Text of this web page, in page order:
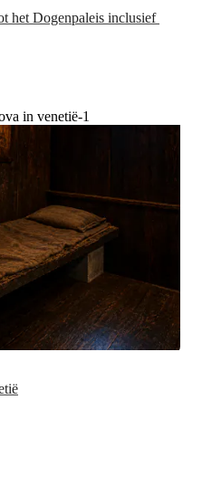
het Dogenpaleis inclusief
in venetië-1